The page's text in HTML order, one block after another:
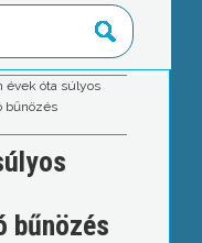
évek óta súlyos
bűnözés
bűnözés